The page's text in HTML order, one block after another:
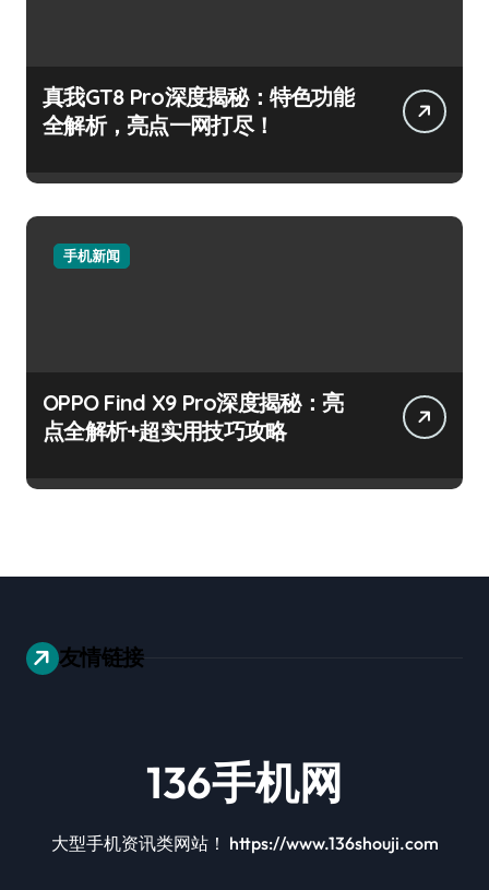
真我GT8 Pro深度揭秘：特色功能
全解析，亮点一网打尽！
手机新闻
OPPO Find X9 Pro深度揭秘：亮
点全解析+超实用技巧攻略
友情链接
136手机网
大型手机资讯类网站！ https://www.136shouji.com